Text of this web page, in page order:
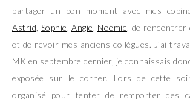
partager un bon moment avec mes
Astrid Sophie Angie Noémie , de
et de revoir mes anciens collègues. J’ai
MK en septembre dernier, je connaissais
exposée sur le corner. Lors de cette
organisé pour tenter de remporter des